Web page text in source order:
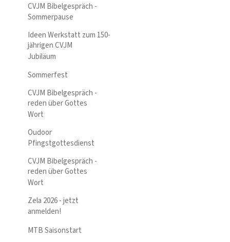
CVJM Bibelgespräch -
Sommerpause
Ideen Werkstatt zum 150-
jährigen CVJM
Jubiläum
Sommerfest
CVJM Bibelgespräch -
reden über Gottes
Wort
Oudoor
Pfingstgottesdienst
CVJM Bibelgespräch -
reden über Gottes
Wort
Zela 2026 - jetzt
anmelden!
MTB Saisonstart